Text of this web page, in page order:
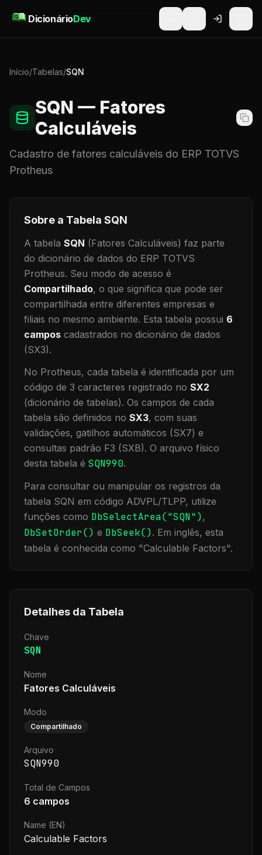
DicionárioDev
Início/Tabelas/SQN
SQN — Fatores
Calculáveis
Cadastro de fatores calculáveis do ERP TOTVS
Protheus
Sobre a Tabela SQN
A tabela SQN (Fatores Calculáveis) faz parte
do dicionário de dados do ERP TOTVS
Protheus. Seu modo de acesso é
Compartilhado, o que significa que pode ser
compartilhada entre diferentes empresas e
filiais no mesmo ambiente. Esta tabela possui 6
campos cadastrados no dicionário de dados
(SX3).
No Protheus, cada tabela é identificada por um
código de 3 caracteres registrado no SX2
(dicionário de tabelas). Os campos de cada
tabela são definidos no SX3, com suas
validações, gatilhos automáticos (SX7) e
consultas padrão F3 (SXB). O arquivo físico
desta tabela é SQN990.
Para consultar ou manipular os registros da
tabela SQN em código ADVPL/TLPP, utilize
funções como DbSelectArea("SQN"),
DbSetOrder() e DbSeek(). Em inglês, esta
tabela é conhecida como "Calculable Factors".
Detalhes da Tabela
Chave
SQN
Nome
Fatores Calculáveis
Modo
Compartilhado
Arquivo
SQN990
Total de Campos
6 campos
Name (EN)
Calculable Factors